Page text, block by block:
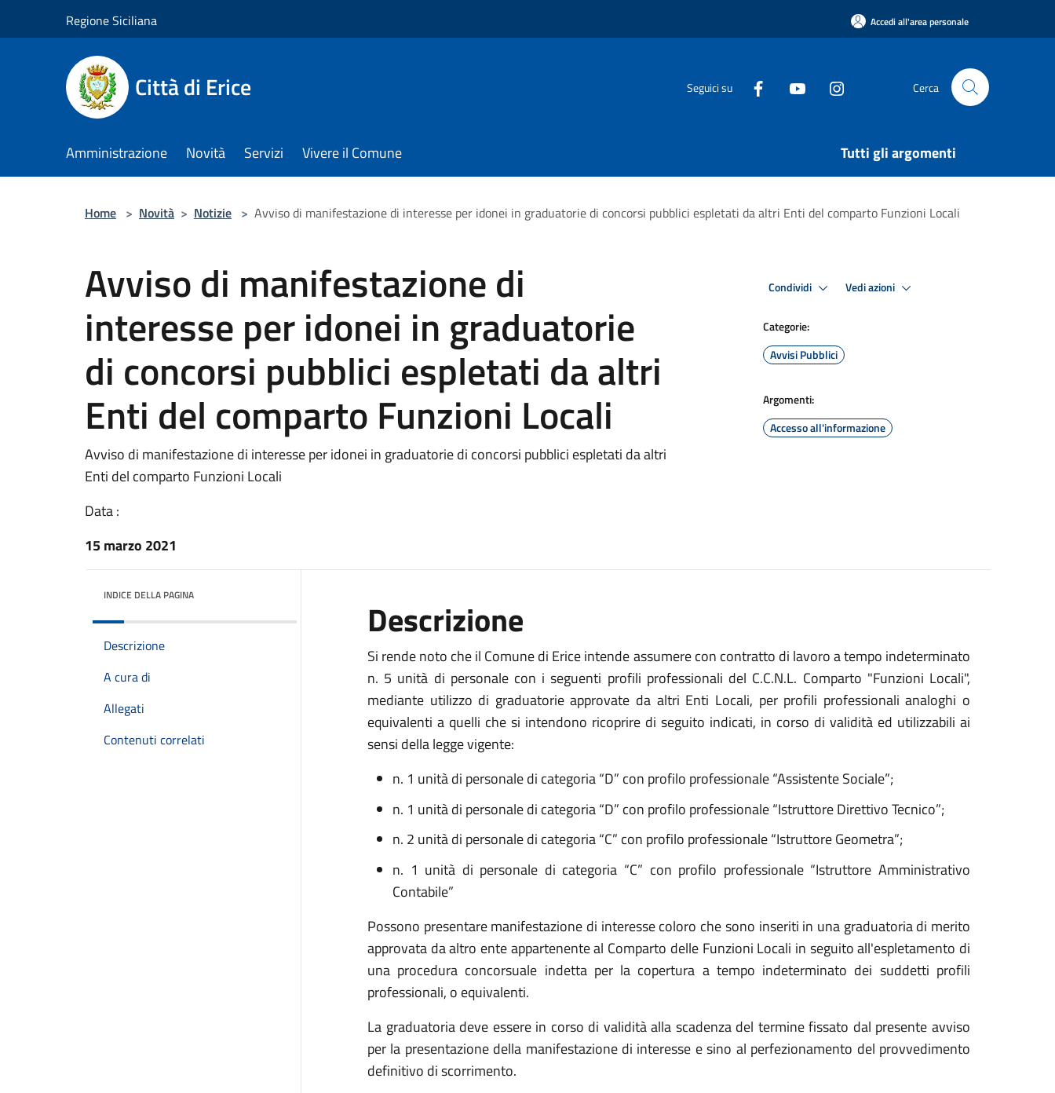
Regione Siciliana Accedi all'area personale
Città di Erice Seguici su Cerca
Amministrazione Novità Servizi Vivere il Comune Tutti gli argomenti
Home > Novità > Notizie > Avviso di manifestazione di interesse per idonei in graduatorie di concorsi pubblici espletati da altri Enti del comparto Funzioni Locali
Avviso di manifestazione di
interesse per idonei in graduatorie
di concorsi pubblici espletati da altri
Enti del comparto Funzioni Locali
Avviso di manifestazione di interesse per idonei in graduatorie di concorsi pubblici espletati da altri
Enti del comparto Funzioni Locali
Data :
15 marzo 2021
Condividi Vedi azioni
Categorie:
Avvisi Pubblici
Argomenti:
Accesso all'informazione
INDICE DELLA PAGINA
Descrizione
A cura di
Allegati
Contenuti correlati
Descrizione
Si rende noto che il Comune di Erice intende assumere con contratto di lavoro a tempo indeterminato
n. 5 unità di personale con i seguenti profili professionali del C.C.N.L. Comparto "Funzioni Locali",
mediante utilizzo di graduatorie approvate da altri Enti Locali, per profili professionali analoghi o
equivalenti a quelli che si intendono ricoprire di seguito indicati, in corso di validità ed utilizzabili ai
sensi della legge vigente:
n. 1 unità di personale di categoria “D” con profilo professionale “Assistente Sociale”;
n. 1 unità di personale di categoria “D” con profilo professionale “Istruttore Direttivo Tecnico”;
n. 2 unità di personale di categoria “C” con profilo professionale “Istruttore Geometra”;
n. 1 unità di personale di categoria “C” con profilo professionale “Istruttore Amministrativo
Contabile”
Possono presentare manifestazione di interesse coloro che sono inseriti in una graduatoria di merito
approvata da altro ente appartenente al Comparto delle Funzioni Locali in seguito all'espletamento di
una procedura concorsuale indetta per la copertura a tempo indeterminato dei suddetti profili
professionali, o equivalenti.
La graduatoria deve essere in corso di validità alla scadenza del termine fissato dal presente avviso
per la presentazione della manifestazione di interesse e sino al perfezionamento del provvedimento
definitivo di scorrimento.